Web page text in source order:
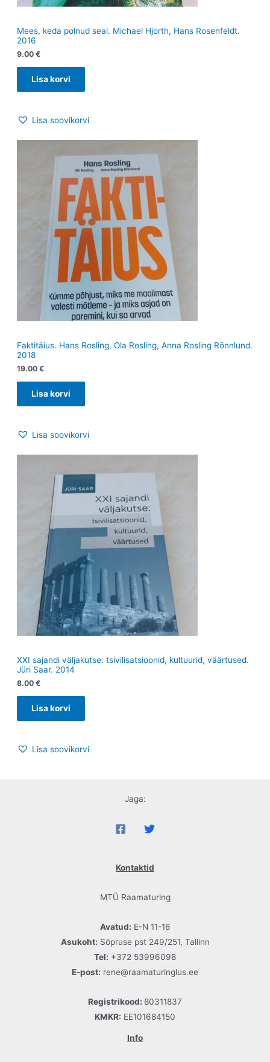
Mees, keda polnud seal. Michael Hjorth, Hans Rosenfeldt.
2016
9.00 €
Lisa korvi
Lisa soovikorvi
Faktitäius. Hans Rosling, Ola Rosling, Anna Rosling Rönnlund.
2018
19.00 €
Lisa korvi
Lisa soovikorvi
XXI sajandi väljakutse: tsivilisatsioonid, kultuurid, väärtused.
Jüri Saar. 2014
8.00 €
Lisa korvi
Lisa soovikorvi
Jaga:
Kontaktid
MTÜ Raamaturing
Avatud: E-N 11-16
Asukoht: Sõpruse pst 249/251, Tallinn
Tel: +372 53996098
E-post: rene@raamaturinglus.ee
Registrikood: 80311837
KMKR: EE101684150
Info